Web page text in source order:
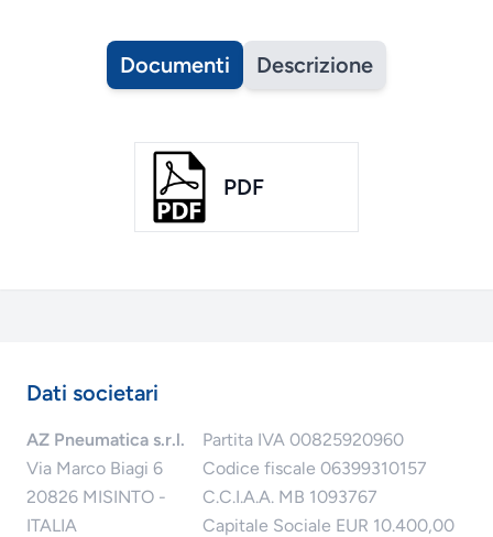
Documenti Descrizione
PDF
Dati societari
AZ Pneumatica s.r.l.
Via Marco Biagi 6
20826 MISINTO -
ITALIA
Partita IVA 00825920960
Codice fiscale 06399310157
C.C.I.A.A. MB 1093767
Capitale Sociale EUR 10.400,00